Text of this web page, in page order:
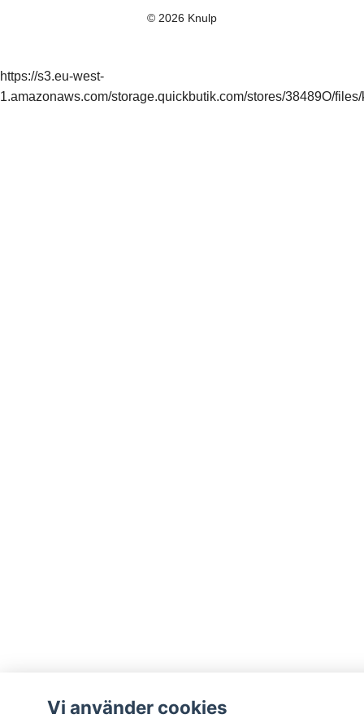
© 2026 Knulp
https://s3.eu-west-
1.amazonaws.com/storage.quickbutik.com/stores/38489O/
Vi använder cookies